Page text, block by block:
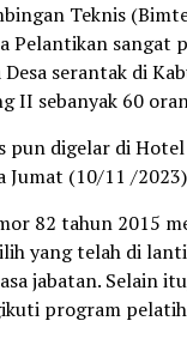
Teknis
Pelantikan sangat
serantak di
II sebanyak 60
pun digelar di Hotel
Jumat (10/11 /
82 tahun 2015
yang telah di
jabatan. Selain
program